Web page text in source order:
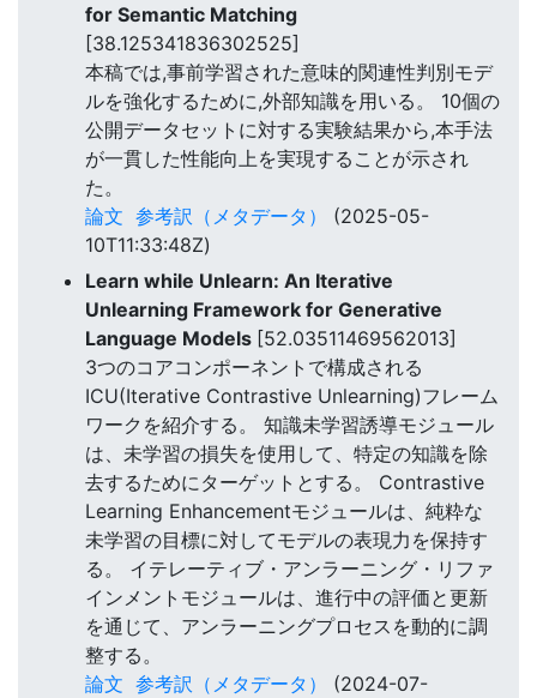
for Semantic Matching
[38.125341836302525]
本稿では,事前学習された意味的関連性判別モデ
ルを強化するために,外部知識を用いる。 10個の
公開データセットに対する実験結果から,本手法
が一貫した性能向上を実現することが示され
た。
論文 参考訳（メタデータ）
(2025-05-
10T11:33:48Z)
Learn while Unlearn: An Iterative
Unlearning Framework for Generative
Language Models [52.03511469562013]
3つのコアコンポーネントで構成される
ICU(Iterative Contrastive Unlearning)フレーム
ワークを紹介する。 知識未学習誘導モジュール
は、未学習の損失を使用して、特定の知識を除
去するためにターゲットとする。 Contrastive
Learning Enhancementモジュールは、純粋な
未学習の目標に対してモデルの表現力を保持す
る。 イテレーティブ・アンラーニング・リファ
インメントモジュールは、進行中の評価と更新
を通じて、アンラーニングプロセスを動的に調
整する。
論文 参考訳（メタデータ）
(2024-07-